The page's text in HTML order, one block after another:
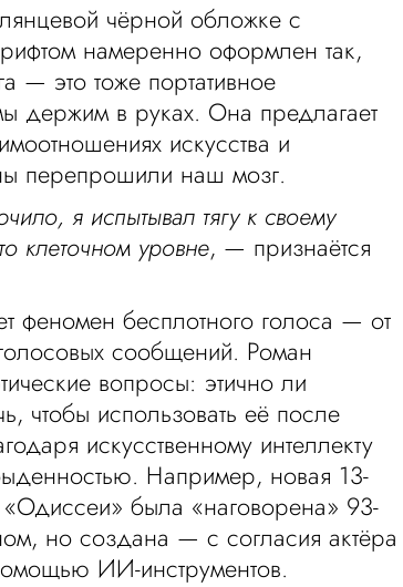
чёрной обложке с
намеренно оформлен так,
— это тоже портативное
держим в руках. Она предлагает
искусства и
перепрошили наш мозг.
я испытывал тягу к своему
клеточном уровне, — признаётся
феномен бесплотного голоса — от
сообщений. Роман
вопросы: этично ли
чтобы использовать её после
искусственному интеллекту
Например, новая 13-
была «наговорена» 93-
но создана — с согласия актёра
ИИ-инструментов.